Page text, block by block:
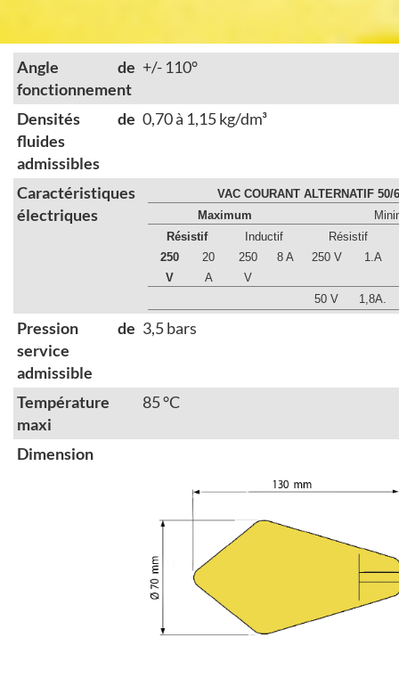
Angle de
fonctionnement
+/- 110°
Densités de
fluides
admissibles
0,70 à 1,15 kg/dm³
Caractéristiques
électriques
VAC COURANT ALTERNATIF 50/
Maximum
Résistif
Inductif
Résistif
250
V
20
A
250
V
8 A 250 V 1.A
50 V 1,8A.
Pression de
service
admissible
3,5 bars
Température
maxi
85 °C
Dimension